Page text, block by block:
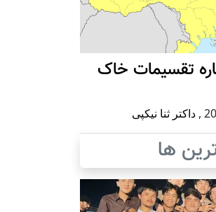
تقسیمات خاک
, داکتر ثنا نیکپی
ها